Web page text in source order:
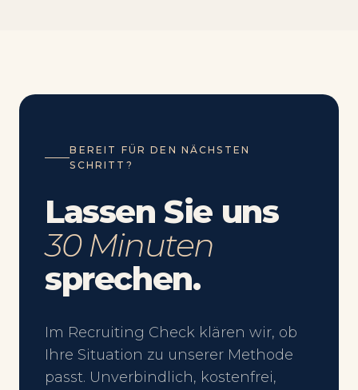
BEREIT FÜR DEN NÄCHSTEN
SCHRITT?
Lassen Sie uns
30 Minuten
sprechen.
Im Recruiting Check klären wir, ob
Ihre Situation zu unserer Methode
passt. Unverbindlich, kostenfrei,